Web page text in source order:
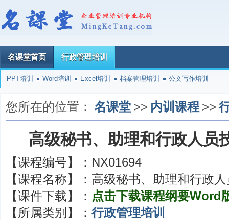
名课堂首页 行政管理培训
PPT培训 Word培训 Excel培训 档案管理培训 公文写作培训
您所在的位置： 名课堂 >> 内训课程 >>
高级秘书、助理和行政人员
【课程编号】： NX01694
【课程名称】： 高级秘书、助理和行政
【课件下载】： 点击下载课程纲要Word
【所属类别】： 行政管理培训